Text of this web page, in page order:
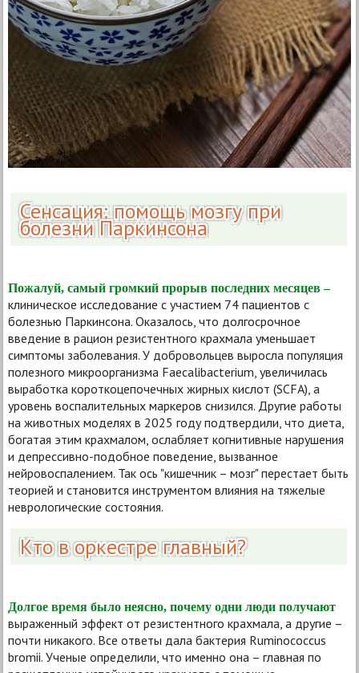
Сенсация: помощь мозгу при
болезни Паркинсона
Пожалуй, самый громкий прорыв последних месяцев –
клиническое исследование с участием 74 пациентов с
болезнью Паркинсона. Оказалось, что долгосрочное
введение в рацион резистентного крахмала уменьшает
симптомы заболевания. У добровольцев выросла популяция
полезного микроорганизма Faecalibacterium, увеличилась
выработка короткоцепочечных жирных кислот (SCFA), а
уровень воспалительных маркеров снизился. Другие работы
на животных моделях в 2025 году подтвердили, что диета,
богатая этим крахмалом, ослабляет когнитивные нарушения
и депрессивно-подобное поведение, вызванное
нейровоспалением. Так ось "кишечник – мозг" перестает быть
теорией и становится инструментом влияния на тяжелые
неврологические состояния.
Кто в оркестре главный?
Долгое время было неясно, почему одни люди получают
выраженный эффект от резистентного крахмала, а другие –
почти никакого. Все ответы дала бактерия Ruminococcus
bromii. Ученые определили, что именно она – главная по